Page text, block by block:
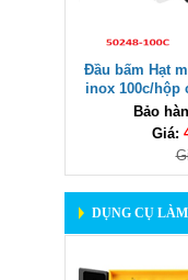
Đầu bấm Hạt
inox 100c/hộp
Bảo
Giá:
DỤNG CỤ